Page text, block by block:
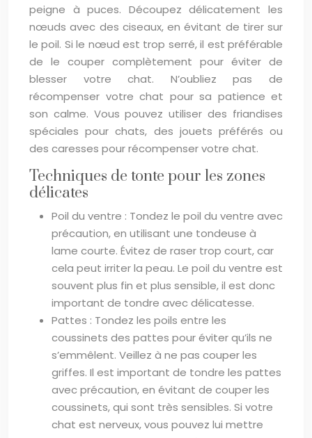
peigne à puces. Découpez délicatement les
nœuds avec des ciseaux, en évitant de tirer sur
le poil. Si le nœud est trop serré, il est préférable
de le couper complètement pour éviter de
blesser votre chat. N’oubliez pas de
récompenser votre chat pour sa patience et
son calme. Vous pouvez utiliser des friandises
spéciales pour chats, des jouets préférés ou
des caresses pour récompenser votre chat.
Techniques de tonte pour les zones
délicates
Poil du ventre : Tondez le poil du ventre avec
précaution, en utilisant une tondeuse à
lame courte. Évitez de raser trop court, car
cela peut irriter la peau. Le poil du ventre est
souvent plus fin et plus sensible, il est donc
important de tondre avec délicatesse.
Pattes : Tondez les poils entre les
coussinets des pattes pour éviter qu’ils ne
s’emmêlent. Veillez à ne pas couper les
griffes. Il est important de tondre les pattes
avec précaution, en évitant de couper les
coussinets, qui sont très sensibles. Si votre
chat est nerveux, vous pouvez lui mettre